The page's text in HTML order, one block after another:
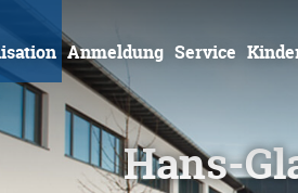
Anmeldung Service
Hans-